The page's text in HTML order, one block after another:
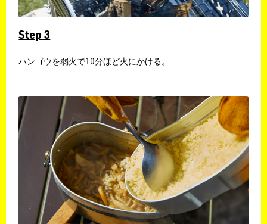
Step 3
​ハンゴウを弱火で10分ほど火にかける。